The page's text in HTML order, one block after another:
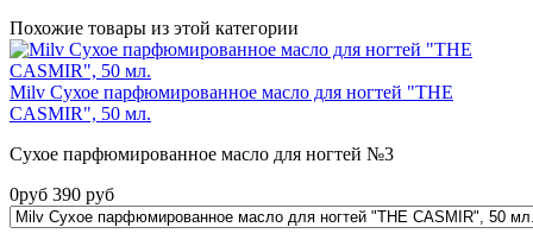
Похожие товары из этой категории
Milv Сухое парфюмированное масло для ногтей "THE
CASMIR", 50 мл.
Сухое парфюмированное масло для ногтей №3
0руб 390 руб